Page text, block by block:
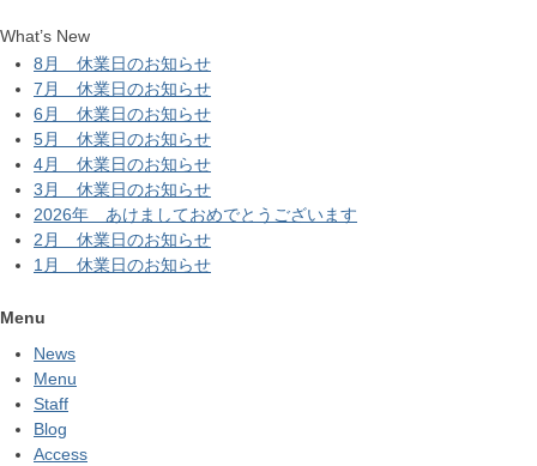
What’s New
8月 休業日のお知らせ
7月 休業日のお知らせ
6月 休業日のお知らせ
5月 休業日のお知らせ
4月 休業日のお知らせ
3月 休業日のお知らせ
2026年 あけましておめでとうございます
2月 休業日のお知らせ
1月 休業日のお知らせ
Menu
News
Menu
Staff
Blog
Access